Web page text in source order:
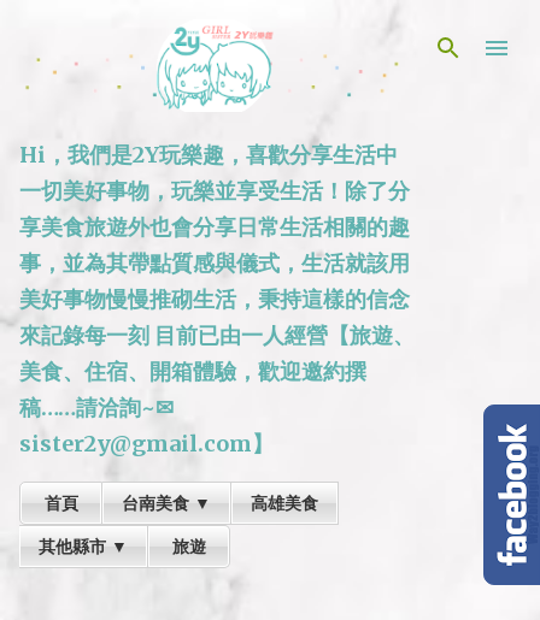
跳到主要內容
Hi，我們是2Y玩樂趣，喜歡分享生活中
一切美好事物，玩樂並享受生活！除了分
享美食旅遊外也會分享日常生活相關的趣
事，並為其帶點質感與儀式，生活就該用
美好事物慢慢推砌生活，秉持這樣的信念
來記錄每一刻 目前已由一人經營【旅遊、
美食、住宿、開箱體驗，歡迎邀約撰
稿……請洽詢~✉
sister2y@gmail.com】
首頁 台南美食 ▼ 高雄美食
其他縣市 ▼ 旅遊